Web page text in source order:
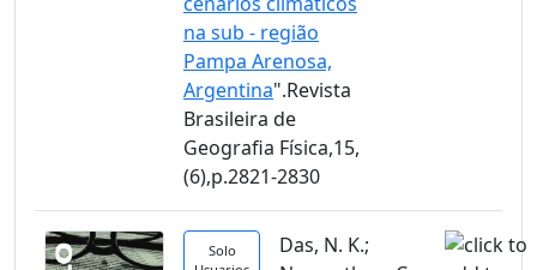
na sub - região
Pampa Arenosa,
Argentina".Revista
Brasileira de
Geografia Física,15,
(6),p.2821-2830
Solo
Das, N. K.;